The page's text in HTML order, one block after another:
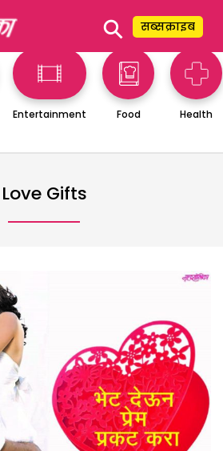
⚲ सब्सक्राइब
Entertainment Food Health
Love Gifts